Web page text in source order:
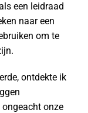
een leidraad
naar een
om te
ontdekte ik
ongeacht onze